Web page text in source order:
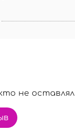
не оставлял